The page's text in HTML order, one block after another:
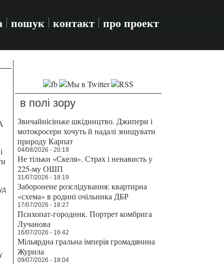
пошук контакт про проект
в полі зору
Звичайнісіньке шкідництво. Джипери і
мотокросери хочуть й надалі знищувати
природу Карпат
04/08/2026 - 20:19
Не тільки «Скеля». Страх і ненависть у
225-му ОШП
31/07/2026 - 18:19
Заборонене розслідування: квартирна
«схема» в родині очільника ДБР
17/07/2026 - 18:27
Психопат-городник. Портрет комбрига
Лучанова
16/07/2026 - 16:42
Мільярдна гральна імперія громадянина
Журила
09/07/2026 - 18:04